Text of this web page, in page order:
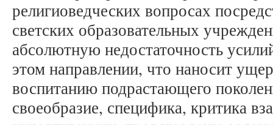
религиоведческих вопросах
светских образовательных
абсолютную недостаточность
этом направлении, что наносит
воспитанию подрастающего
своеобразие, специфика, критика